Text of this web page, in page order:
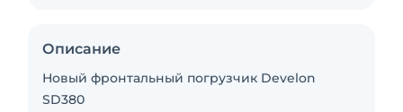
Описание
Новый фронтальный погрузчик Develon
SD380